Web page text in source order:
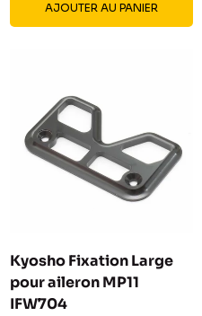
AJOUTER AU PANIER
Kyosho Fixation Large
pour aileron MP11
IFW704